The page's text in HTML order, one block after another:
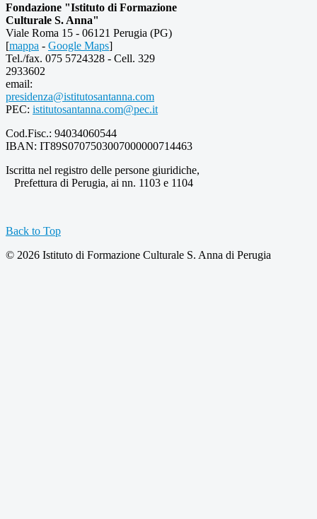
Fondazione "Istituto di Formazione
Culturale S. Anna"
Viale Roma 15 - 06121 Perugia (PG)
[mappa - Google Maps]
Tel./fax. 075 5724328 - Cell. 329
2933602
email:
presidenza@istitutosantanna.com
PEC: istitutosantanna.com@pec.it
Cod.Fisc.: 94034060544
IBAN: IT89S0707503007000000714463
Iscritta nel registro delle persone giuridiche,
Prefettura di Perugia, ai nn. 1103 e 1104
Back to Top
© 2026 Istituto di Formazione Culturale S. Anna di Perugia